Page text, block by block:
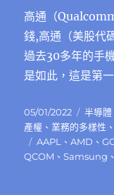
高通（
錢,高通（美股代
過去30多年的手
是如此，這是第
發
佈
日
期:
05/01/2022
分
類
半導體
產權 、 業務的多樣性
標
籤
AAPL 、AMD 、
QCOM 、Samsung